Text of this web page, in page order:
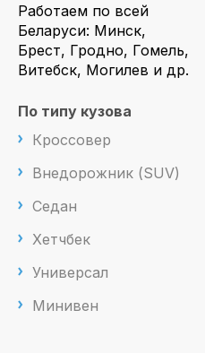
Работаем по всей
Беларуси: Минск,
Брест, Гродно, Гомель,
Витебск, Могилев и др.
По типу кузова
Кроссовер
Внедорожник (SUV)
Седан
Хетчбек
Универсал
Минивен